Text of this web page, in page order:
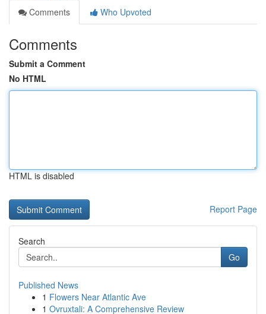
Comments
Who Upvoted
Comments
Submit a Comment
No HTML
HTML is disabled
Report Page
Search
Go
Published News
1 Flowers Near Atlantic Ave
1 Ovruxtali: A Comprehensive Review